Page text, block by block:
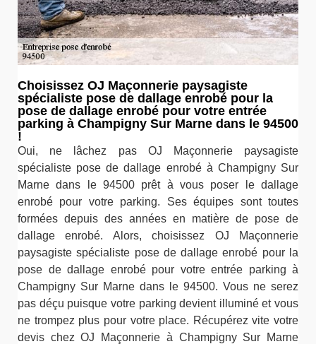
Choisissez OJ Maçonnerie paysagiste
spécialiste pose de dallage enrobé pour la
pose de dallage enrobé pour votre entrée
parking à Champigny Sur Marne dans le 94500
!
Oui, ne lâchez pas OJ Maçonnerie paysagiste
spécialiste pose de dallage enrobé à Champigny Sur
Marne dans le 94500 prêt à vous poser le dallage
enrobé pour votre parking. Ses équipes sont toutes
formées depuis des années en matière de pose de
dallage enrobé. Alors, choisissez OJ Maçonnerie
paysagiste spécialiste pose de dallage enrobé pour la
pose de dallage enrobé pour votre entrée parking à
Champigny Sur Marne dans le 94500. Vous ne serez
pas déçu puisque votre parking devient illuminé et vous
ne trompez plus pour votre place. Récupérez vite votre
devis chez OJ Maçonnerie à Champigny Sur Marne